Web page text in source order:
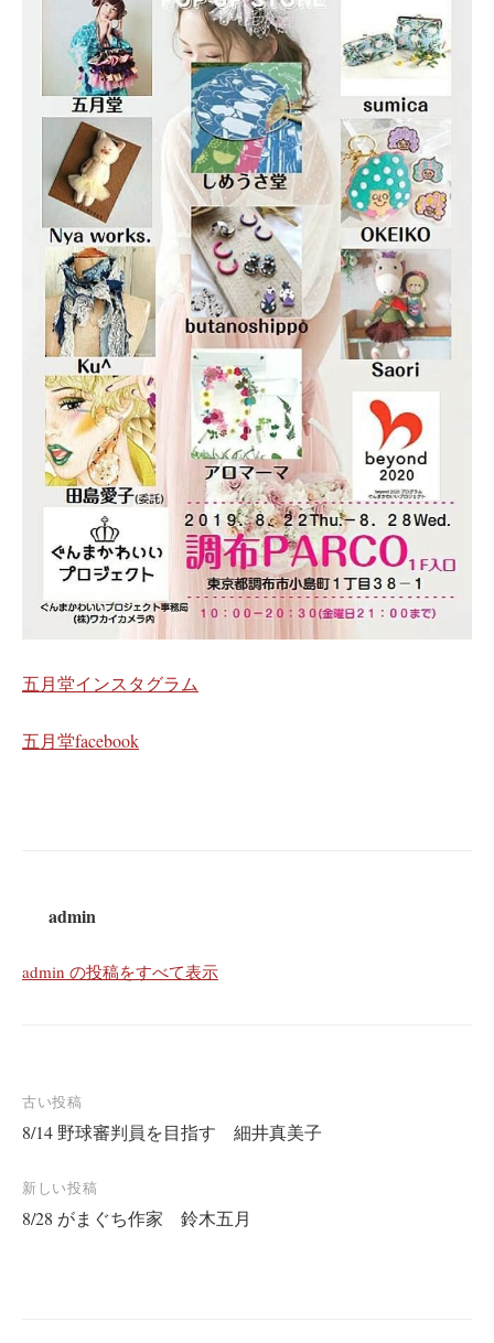
五月堂インスタグラム
五月堂facebook
admin
admin の投稿をすべて表示
投
稿
ナ
ビ
古い投稿
8/14 野球審判員を目指す 細井真美子
新しい投稿
8/28 がまぐち作家 鈴木五月